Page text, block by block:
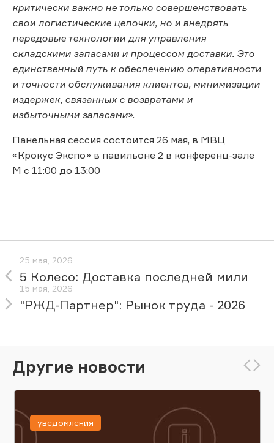
критически важно не только совершенствовать
свои логистические цепочки, но и внедрять
передовые технологии для управления
складскими запасами и процессом доставки. Это
единственный путь к обеспечению оперативности
и точности обслуживания клиентов, минимизации
издержек, связанных с возвратами и
избыточными запасами».
Панельная сессия состоится 26 мая, в МВЦ
«Крокус Экспо» в павильоне 2 в конференц-зале
М с 11:00 до 13:00
25 мая, 2026
5 Колесо: Доставка последней мили
15 мая, 2026
"РЖД-Партнер": Рынок труда - 2026
Другие новости
уведомления